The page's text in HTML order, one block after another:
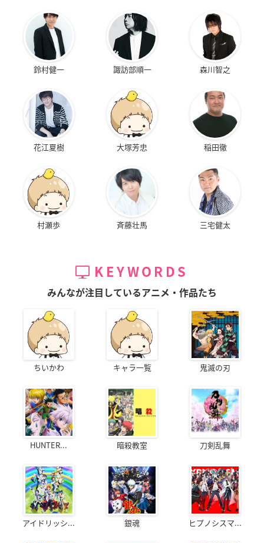
鈴村健一 諏訪部順一 森川智之
花江夏樹 大塚芳忠 稲田徹
村瀬歩 斉藤壮馬 三宅健太
KEYWORDS
みんなが注目しているアニメ・作品たち
ちいかわ キャラ一覧 鬼滅の刃
HUNTER... 暗殺教室 刀剣乱舞
アイドリッシ... 銀魂 ヒプノシスマ...